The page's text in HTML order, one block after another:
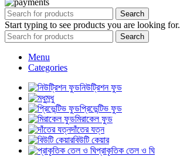
Search
Start typing to see products you are looking for.
Search
Menu
Categories
নিউট্রিশন ফুড
মধু
প্রিভেন্টিভ ফুড
মিরাকেল ফুড
দাঁতের যত্ন
বিউটি কেয়ার
প্রাকৃতিক তেল ও ঘি